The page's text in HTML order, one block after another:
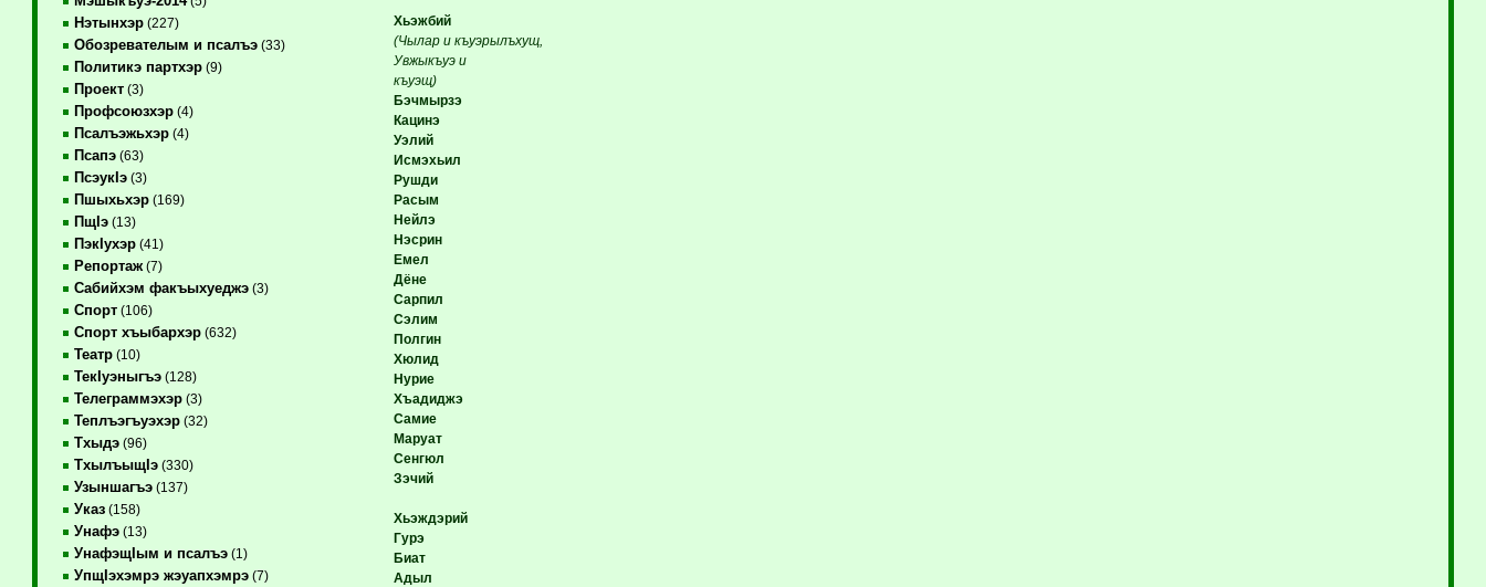
Нэтынхэр(227)
Обозревателым и псалъэ(33)
Политикэ партхэр(9)
Проект(3)
Профсоюзхэр(4)
Псалъэжьхэр(4)
Псапэ(63)
ПсэукIэ(3)
Пшыхьхэр(169)
ПщIэ(13)
ПэкIухэр(41)
Репортаж(7)
Сабийхэм факъыхуеджэ(3)
Спорт(106)
Спорт хъыбархэр(632)
Театр(10)
ТекIуэныгъэ(128)
Телеграммэхэр(3)
Теплъэгъуэхэр(32)
Тхыдэ(96)
ТхылъыщIэ(330)
Узыншагъэ(137)
Указ(158)
Унафэ(13)
УнафэщIым и псалъэ(1)
УпщIэхэмрэ жэуапхэмрэ(7)
Хьэжбий
(Чылар и къуэрылъхущ,
Увжыкъуэ и
къуэщ)
Бэчмырзэ
Кацинэ
Уэлий
Исмэхьил
Рушди
Расым
Нейлэ
Нэсрин
Емел
Дёне
Сарпил
Сэлим
Полгин
Хюлид
Нурие
Хъадиджэ
Самие
Маруат
Сенгюл
Зэчий
Хьэждэрий
Гурэ
Биат
Адыл